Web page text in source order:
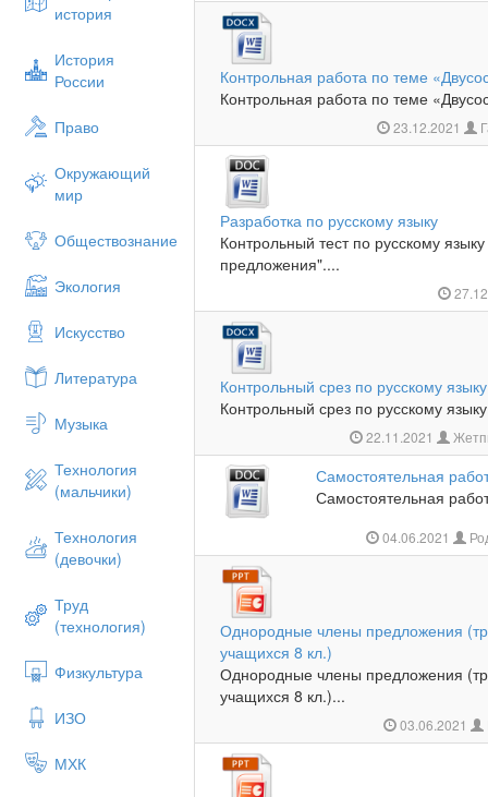
история
История
России
Право
Окружающий
мир
Обществознание
Экология
Искусство
Литература
Музыка
Технология
(мальчики)
Технология
(девочки)
Труд
(технология)
Физкультура
ИЗО
МХК
Контрольная работа по теме
Контрольная работа по теме
23.12.2021
Разработка по русскому языку
Контрольный тест по русскому
предложения"....
Контрольный срез по русскому
Контрольный срез по русскому
22.11.2021
Самостоятельная
Самостоятельная
04.06.2021
Однородные члены предложения
учащихся 8 кл.)
Однородные члены предложения
учащихся 8 кл.)...
03.06.2021